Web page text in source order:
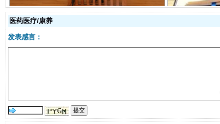
医药医疗/康养
发表感言：